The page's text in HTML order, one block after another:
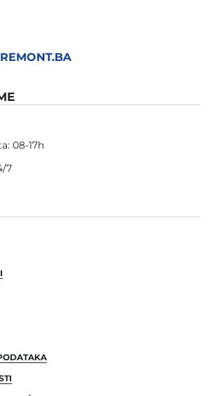
08-17h
7